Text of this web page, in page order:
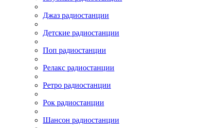
Джаз радиостанции
Детские радиостанции
Поп радиостанции
Релакс радиостанции
Ретро радиостанции
Рок радиостанции
Шансон радиостанции